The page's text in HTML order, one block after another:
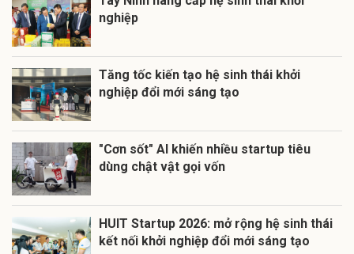
nghiệp
Tăng tốc kiến tạo hệ sinh thái khởi
nghiệp đổi mới sáng tạo
"Cơn sốt" AI khiến nhiều startup tiêu
dùng chật vật gọi vốn
HUIT Startup 2026: mở rộng hệ sinh thái
kết nối khởi nghiệp đổi mới sáng tạo